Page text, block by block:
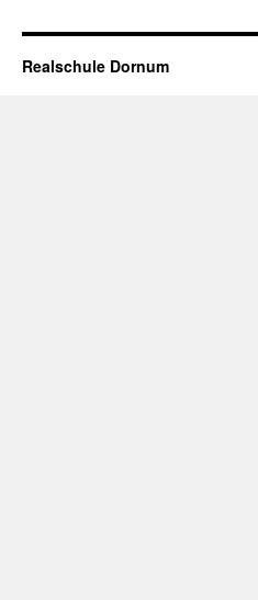
Realschule Dornum